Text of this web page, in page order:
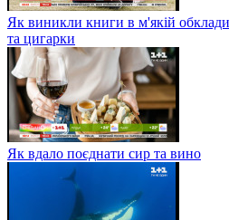
Як виникли книги в м'якій
та цигарки
Як вдало поєднати сир та вино